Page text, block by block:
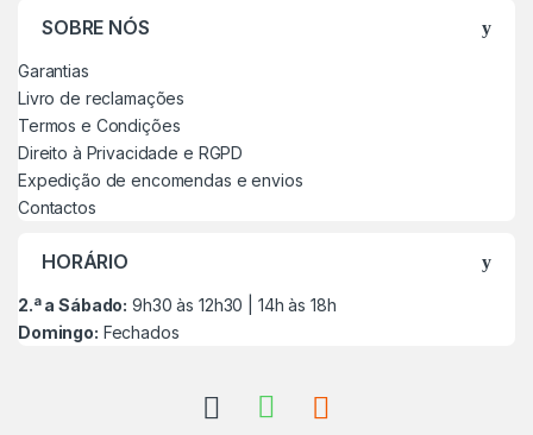
SOBRE NÓS
Garantias
Livro de reclamações
Termos e Condições
Direito à Privacidade e RGPD
Expedição de encomendas e envios
Contactos
HORÁRIO
2.ª a Sábado: 9h30 às 12h30 | 14h às 18h
Domingo: Fechados